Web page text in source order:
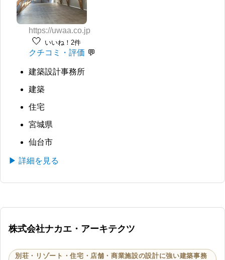
https://uwaa.co.jp
🤍 いいね！2件
クチコミ・評価
建築設計事務所
建築
住宅
宮城県
仙台市
▶ 詳細を見る
株式会社ナカエ・アーキテクツ
別荘・リゾート・住宅・店舗・商業施設の設計に強い建築事務